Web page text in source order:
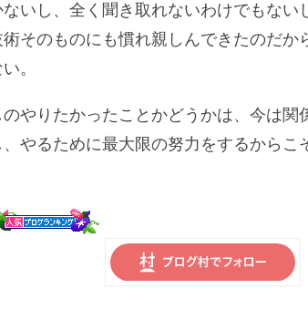
いし、全く聞き取れないわけでもない
術そのものにも慣れ親しんできたのだか
。
やりたかったことかどうかは、今は関
やるために最大限の努力をするからこ